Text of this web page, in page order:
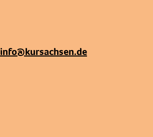
info@kursachsen.de